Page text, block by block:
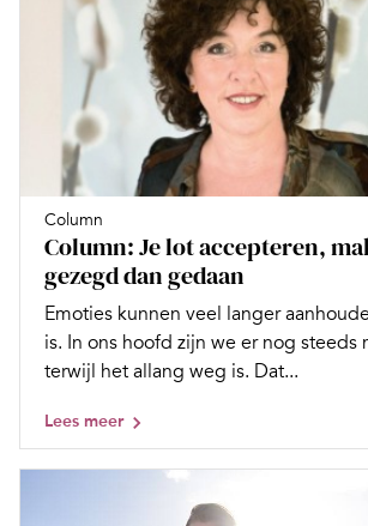
Column
Column: Je lot accepteren,
gezegd dan gedaan
Emoties kunnen veel langer
is. In ons hoofd zijn we er nog steeds
terwijl het allang weg is. Dat...
Lees meer